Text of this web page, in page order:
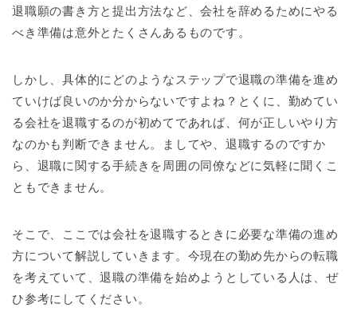
退職願の書き方と提出方法など、会社を辞めるためにやる
べき準備は意外とたくさんあるものです。
しかし、具体的にどのようなステップで退職の準備を進め
ていけば良いのか分からないですよね？とくに、勤めてい
る会社を退職するのが初めてであれば、何が正しいやり方
なのかも判断できません。ましてや、退職するのですか
ら、退職に関する手続きを周囲の同僚などに気軽に聞くこ
ともできません。
そこで、ここでは会社を退職するときに必要な準備の進め
方について解説していきます。今現在の勤め先からの転職
を考えていて、退職の準備を始めようとしている人は、ぜ
ひ参考にしてください。